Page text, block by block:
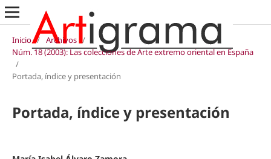
Inicio / Archivos /
Núm. 18 (2003): Las colecciones de Arte extremo oriental en España
/
Portada, índice y presentación
Portada, índice y presentación